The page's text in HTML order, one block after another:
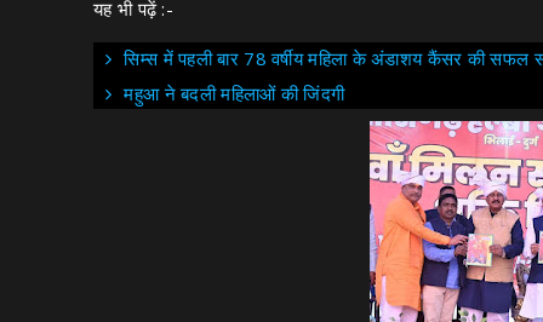
यह भी पढ़ें :-
सिम्स में पहली बार 78 वर्षीय महिला के अंडाशय कैंसर की सफल
महुआ ने बदली महिलाओं की जिंदगी